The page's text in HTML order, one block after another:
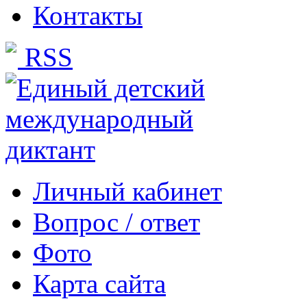
Контакты
RSS
Личный кабинет
Вопрос / ответ
Фото
Карта сайта